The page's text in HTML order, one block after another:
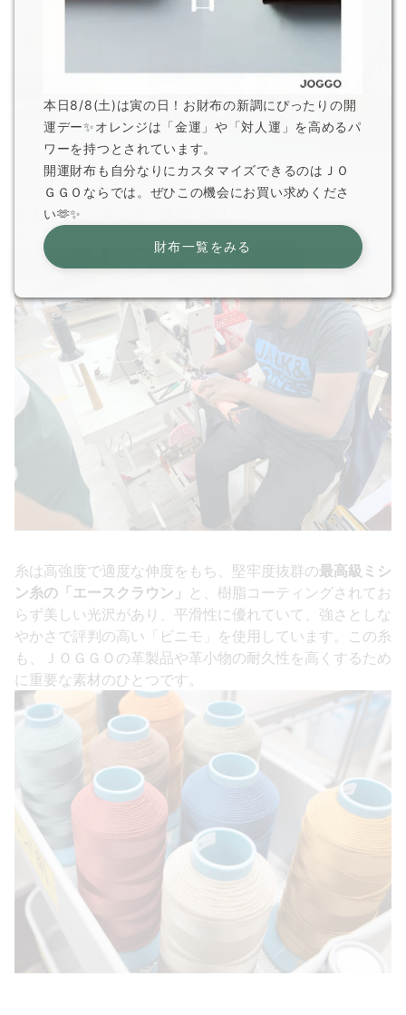
また、生産工程によって使用するミシンを変えています。
仕上げにはスキルの一番高い職人
糸は高強度で適度な伸度をもち、堅牢度抜群の最高級ミシ
ン糸の「エースクラウン」 と、樹脂コーティングされてお
らず美しい光沢があり、平滑性に優れていて、強さとしな
やかさで評判の高い「ビニモ」を使用しています。この糸
も、ＪＯＧＧＯの革製品や革小物の耐久性を高くするため
に重要な素材のひとつです。
本日8/8(土)は寅の日！お財布の新調にぴったりの開
運デー✨オレンジは「金運」や「対人運」を高めるパ
ワーを持つとされています。
開運財布も自分なりにカスタマイズできるのはＪＯ
ＧＧＯならでは。ぜひこの機会にお買い求めくださ
い🫶✨
財布一覧をみる